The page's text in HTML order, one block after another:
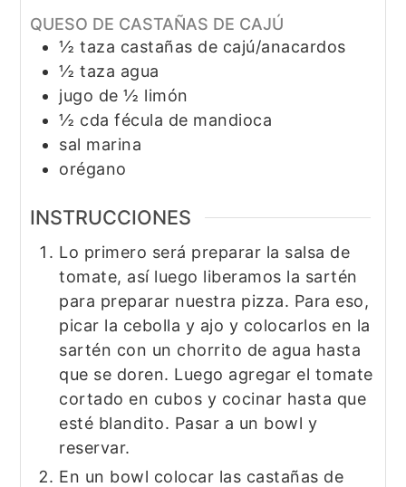
QUESO DE CASTAÑAS DE CAJÚ
½ taza castañas de cajú/anacardos
½ taza agua
jugo de ½ limón
½ cda fécula de mandioca
sal marina
orégano
INSTRUCCIONES
Lo primero será preparar la salsa de
tomate, así luego liberamos la sartén
para preparar nuestra pizza. Para eso,
picar la cebolla y ajo y colocarlos en la
sartén con un chorrito de agua hasta
que se doren. Luego agregar el tomate
cortado en cubos y cocinar hasta que
esté blandito. Pasar a un bowl y
reservar.
En un bowl colocar las castañas de